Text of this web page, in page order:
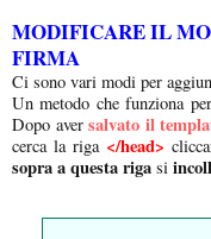
MODIFICARE IL
FIRMA
Ci sono vari modi per
Un metodo che funziona
Dopo aversalvato il
cerca la riga</head>
sopra a questa riga si